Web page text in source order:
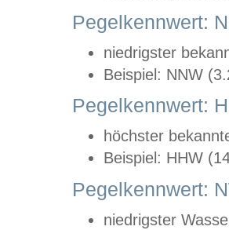
Pegelkennwert:
niedrigster
Beispiel: NNW
Pegelkennwert:
höchster
Beispiel: HHW
Pegelkennwert:
niedrigster